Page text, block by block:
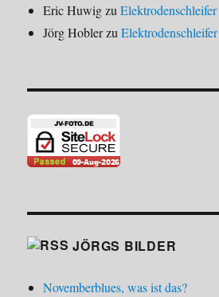
Eric HuwigzuElektrodenschleifer
Jörg HoblerzuElektrodenschleifer
JÖRGS BILDER
Novemberblues, was ist das?